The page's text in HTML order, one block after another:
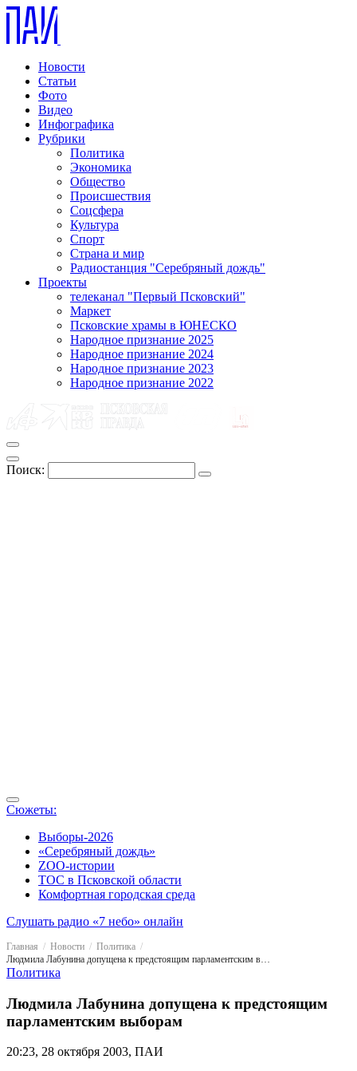
Новости
Статьи
Фото
Видео
Инфографика
Рубрики
Политика
Экономика
Общество
Происшествия
Соцсфера
Культура
Спорт
Страна и мир
Радиостанция "Серебряный дождь"
Проекты
телеканал "Первый Псковский"
Маркет
Псковские храмы в ЮНЕСКО
Народное признание 2025
Народное признание 2024
Народное признание 2023
Народное признание 2022
Поиск:
Сюжеты:
Выборы-2026
«Серебряный дождь»
ZOO-истории
ТОС в Псковской области
Комфортная городская среда
Слушать радио «7 небо» онлайн
Главная Новости
Политика
Людмила Лабунина допущена к предстоящим парламентским выборам
Политика
Людмила Лабунина допущена к предстоящим
парламентским выборам
20:23, 28 октября 2003, ПАИ